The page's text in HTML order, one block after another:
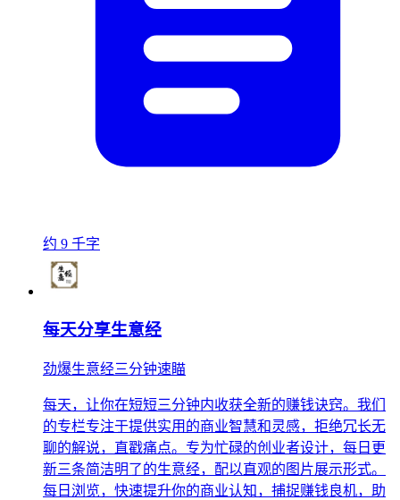
约 9 千字
每天分享生意经
劲爆生意经三分钟速瞄
每天，让你在短短三分钟内收获全新的赚钱诀窍。我们
的专栏专注于提供实用的商业智慧和灵感，拒绝冗长无
聊的解说，直戳痛点。专为忙碌的创业者设计，每日更
新三条简洁明了的生意经，配以直观的图片展示形式。
每日浏览，快速提升你的商业认知，捕捉赚钱良机，助